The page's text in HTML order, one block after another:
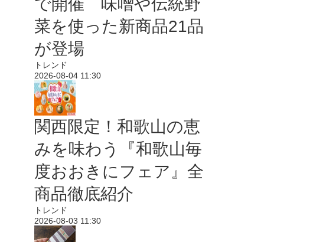
で開催 味噌や伝統野
菜を使った新商品21品
が登場
トレンド
2026-08-04 11:30
関西限定！和歌山の恵
みを味わう『和歌山毎
度おおきにフェア』全
商品徹底紹介
トレンド
2026-08-03 11:30